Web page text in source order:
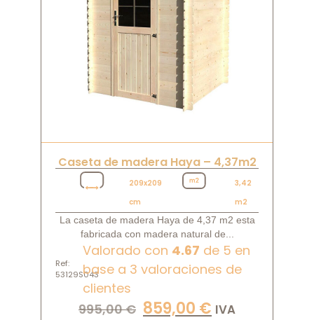
Caseta de madera Haya – 4,37m2
209x209
cm
3,42
m2
La caseta de madera Haya de 4,37 m2 esta
fabricada con madera natural de...
Ref:
53129S043
Valorado con 4.67 de 5 en
base a 3 valoraciones de
clientes
995,00€ 859,00 € IVA